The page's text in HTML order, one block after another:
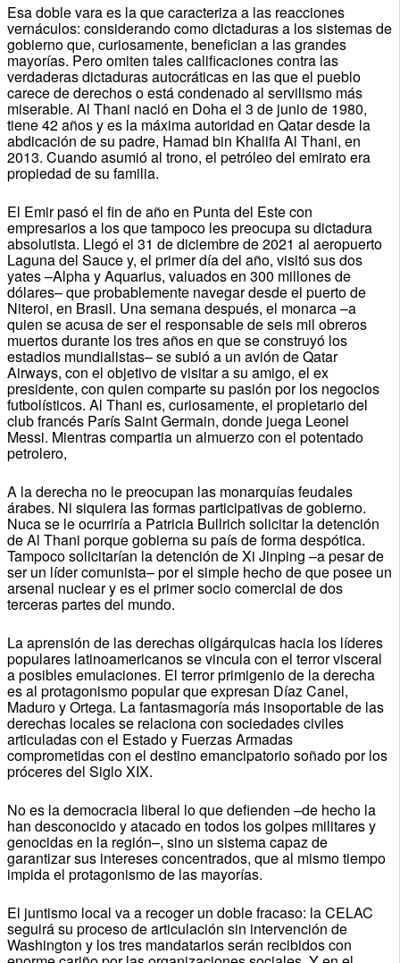
Esa doble vara es la que caracteriza a las reacciones
vernáculos: considerando como dictaduras a los sistemas de
gobierno que, curiosamente, benefician a las grandes
mayorías. Pero omiten tales calificaciones contra las
verdaderas dictaduras autocráticas en las que el pueblo
carece de derechos o está condenado al servilismo más
miserable. Al Thani nació en Doha el 3 de junio de 1980,
tiene 42 años y es la máxima autoridad en Qatar desde la
abdicación de su padre, Hamad bin Khalifa Al Thani, en
2013. Cuando asumió al trono, el petróleo del emirato era
propiedad de su familia.
El Emir pasó el fin de año en Punta del Este con
empresarios a los que tampoco les preocupa su dictadura
absolutista. Llegó el 31 de diciembre de 2021 al aeropuerto
Laguna del Sauce y, el primer día del año, visitó sus dos
yates –Alpha y Aquarius, valuados en 300 millones de
dólares– que probablemente navegar desde el puerto de
Niteroi, en Brasil. Una semana después, el monarca –a
quien se acusa de ser el responsable de seis mil obreros
muertos durante los tres años en que se construyó los
estadios mundialistas– se subió a un avión de Qatar
Airways, con el objetivo de visitar a su amigo, el ex
presidente, con quien comparte su pasión por los negocios
futbolísticos. Al Thani es, curiosamente, el propietario del
club francés París Saint Germain, donde juega Leonel
Messi. Mientras compartia un almuerzo con el potentado
petrolero,
A la derecha no le preocupan las monarquías feudales
árabes. Ni siquiera las formas participativas de gobierno.
Nuca se le ocurriría a Patricia Bullrich solicitar la detención
de Al Thani porque gobierna su país de forma despótica.
Tampoco solicitarían la detención de Xi Jinping –a pesar de
ser un líder comunista– por el simple hecho de que posee un
arsenal nuclear y es el primer socio comercial de dos
terceras partes del mundo.
La aprensión de las derechas oligárquicas hacia los líderes
populares latinoamericanos se vincula con el terror visceral
a posibles emulaciones. El terror primigenio de la derecha
es al protagonismo popular que expresan Díaz Canel,
Maduro y Ortega. La fantasmagoría más insoportable de las
derechas locales se relaciona con sociedades civiles
articuladas con el Estado y Fuerzas Armadas
comprometidas con el destino emancipatorio soñado por los
próceres del Siglo XIX.
No es la democracia liberal lo que defienden –de hecho la
han desconocido y atacado en todos los golpes militares y
genocidas en la región–, sino un sistema capaz de
garantizar sus intereses concentrados, que al mismo tiempo
impida el protagonismo de las mayorías.
El juntismo local va a recoger un doble fracaso: la CELAC
seguirá su proceso de articulación sin intervención de
Washington y los tres mandatarios serán recibidos con